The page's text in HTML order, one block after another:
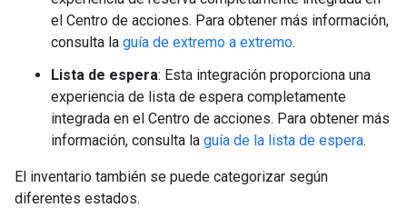
el Centro de acciones. Para obtener más información,
consulta la guía de extremo a extremo.
Lista de espera: Esta integración proporciona una
experiencia de lista de espera completamente
integrada en el Centro de acciones. Para obtener más
información, consulta la guía de la lista de espera.
El inventario también se puede categorizar según
diferentes estados.